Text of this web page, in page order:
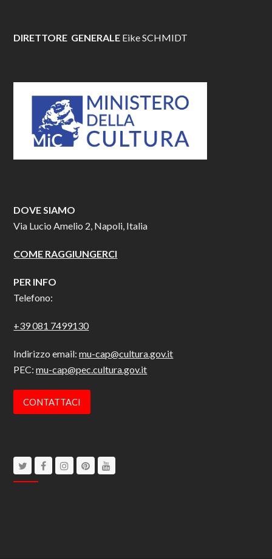
DIRETTORE GENERALE Eike SCHMIDT
DOVE SIAMO
Via Lucio Amelio 2, Napoli, Italia
COME RAGGIUNGERCI
PER INFO
Telefono:
+39 081 7499130
Indirizzo email:mu-cap@cultura.gov.it
PEC:mu-cap@pec.cultura.gov.it
CONTATTACI
TwitterFacebookInstagram
Pinterest